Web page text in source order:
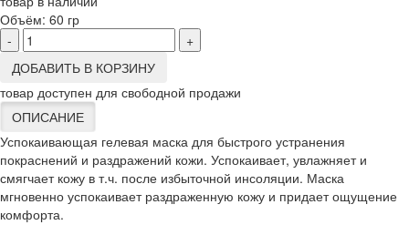
Объём: 60 гр
-
+
ДОБАВИТЬ В КОРЗИНУ
товар доступен для свободной продажи
ОПИСАНИЕ
Успокаивающая гелевая маска для быстрого устранения
покраснений и раздражений кожи. Успокаивает, увлажняет и
смягчает кожу в т.ч. после избыточной инсоляции. Маска
мгновенно успокаивает раздраженную кожу и придает ощущение
комфорта.